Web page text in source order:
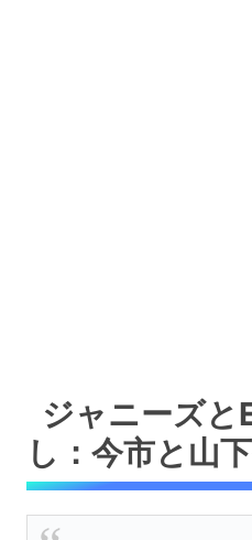
ジャニーズと
し：今市と山